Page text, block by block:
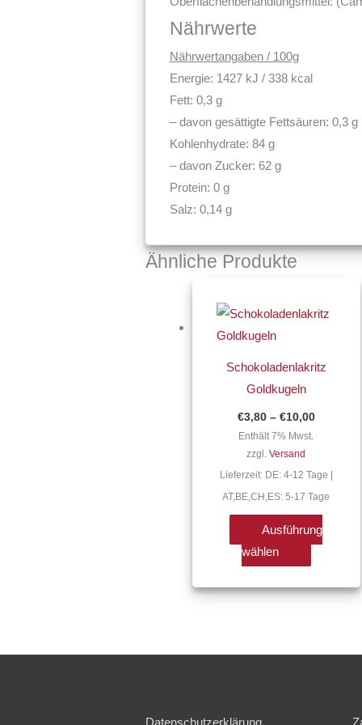
Nährwerte
Nährwertangaben / 100g
Energie: 1427 kJ / 338 kcal
Fett: 0,3 g
– davon gesättigte Fettsäuren: 0,3 g
Kohlenhydrate: 84 g
– davon Zucker: 62 g
Protein: 0 g
Salz: 0,14 g
Ähnliche Produkte
Schokoladenlakritz
Goldkugeln
€3,80 – €10,00
bis
Enthält 7% Mwst.
zzgl.Versand
Lieferzeit: DE: 4-12 Tage |
AT,BE,CH,ES: 5-17 Tage
Ausführung
wählen
Produkt
Varianten
Die
Optionen
Datenschutzerklärung